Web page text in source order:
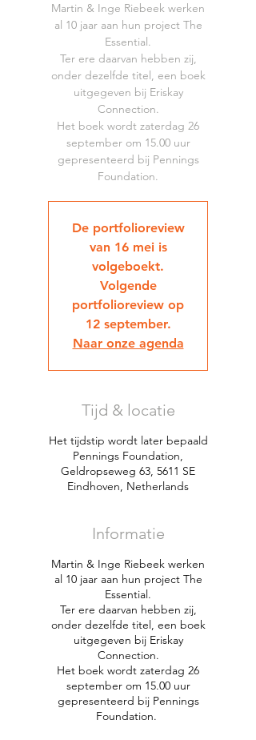
Martin & Inge Riebeek werken
al 10 jaar aan hun project The
Essential.
Ter ere daarvan hebben zij,
onder dezelfde titel, een boek
uitgegeven bij Eriskay
Connection.
Het boek wordt zaterdag 26
september om 15.00 uur
gepresenteerd bij Pennings
Foundation.
De portfolioreview
van 16 mei is
volgeboekt.
Volgende
portfolioreview op
12 september.
Naar onze agenda
Tijd & locatie
Het tijdstip wordt later bepaald
Pennings Foundation,
Geldropseweg 63, 5611 SE
Eindhoven, Netherlands
Informatie
Martin & Inge Riebeek werken
al 10 jaar aan hun project The
Essential.
Ter ere daarvan hebben zij,
onder dezelfde titel, een boek
uitgegeven bij Eriskay
Connection.
Het boek wordt zaterdag 26
september om 15.00 uur
gepresenteerd bij Pennings
Foundation.